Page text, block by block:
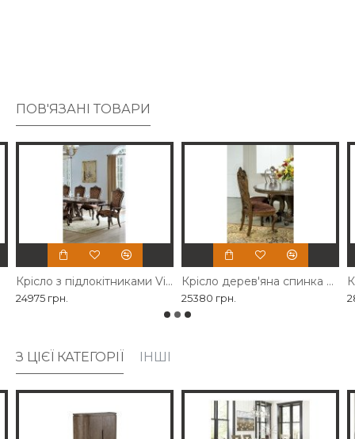
ПОВ'ЯЗАНІ ТОВАРИ
Крісло з підлокітниками Vintage
24975 грн.
Крісло дерев'яна спинка Vintage
25380 грн.
З ЦІЄЇ КАТЕГОРІЇ ІНШІ